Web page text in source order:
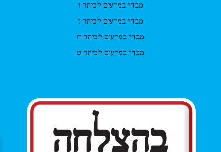
מבחן במדעים לכיתה ו
מבחן במדעים לכיתה ז
מבחן במדעים לכיתה ח
מבחן במדעים לכיתה ט